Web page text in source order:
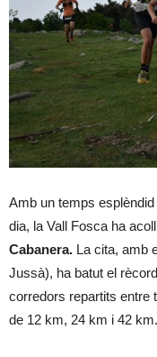
Amb un temps
dia, la Vall Fosca ha
Cabanera. La cita, amb
Jussà), ha batut el
corredors repartits entre
de 12 km, 24 km i 42 km.